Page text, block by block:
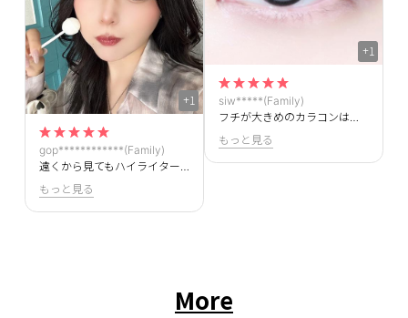
+1
gop************(Family)
遠くから見てもハイライターがちゅるんなってすきです！
もっと見る
+1
siw*****(Family)
フチが大きめのカラコンは使うの不安だったけど意外と使いやすくてしっかり盛れます！
もっと見る
More